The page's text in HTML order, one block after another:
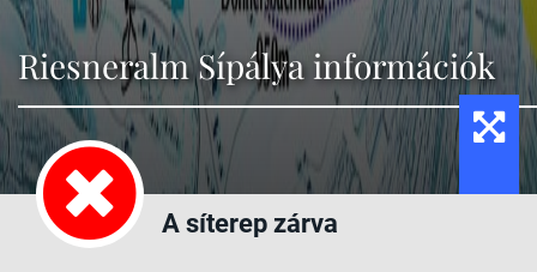
Riesneralm Sípálya információk
A síterep zárva